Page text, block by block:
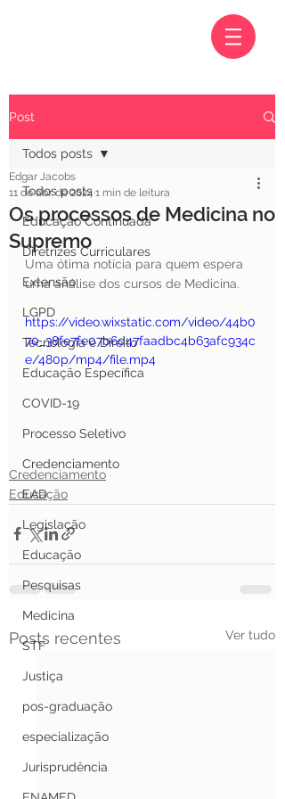
Post
Todos posts
Educação Continuada
Diretrizes Curriculares
Extensão
LGPD
Tecnologia e Direito
Educação Específica
COVID-19
Processo Seletivo
Credenciamento
EAD
Legislação
Educação
Pesquisas
Medicina
STF
Justiça
pos-graduação
especialização
Jurisprudência
Todos posts
Os processos de Medicina no
Supremo
Edgar Jacobs
11 de abr. de 2024 1 min de leitura
Uma ótima notícia para quem espera
uma análise dos cursos de Medicina.
https://video.wixstatic.com/video/44b0
70_38fe7fe07b6d47faadbc4b63afc934c
e/480p/mp4/file.mp4
Credenciamento
Educação
Posts recentes Ver tudo